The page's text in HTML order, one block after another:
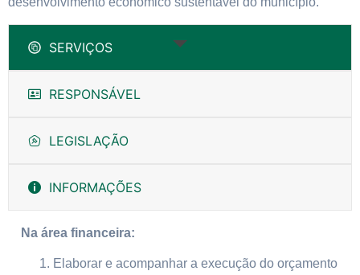
SERVIÇOS
RESPONSÁVEL
LEGISLAÇÃO
INFORMAÇÕES
Na área financeira:
Elaborar e acompanhar a execução do orçamento